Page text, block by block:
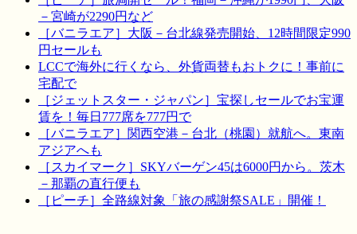
－宮崎が2290円など
［バニラエア］大阪－台北線発売開始、12時間限定990
円セールも
LCCで海外に行くなら、外貨両替もおトクに！事前に
宅配で
［ジェットスター・ジャパン］宝探しセールでお宝運
賃を！毎日777席を777円で
［バニラエア］関西空港－台北（桃園）就航へ。東南
アジアへも
［スカイマーク］SKYバーゲン45は6000円から。茨木
－那覇の直行便も
［ピーチ］全路線対象「旅の感謝祭SALE」開催！